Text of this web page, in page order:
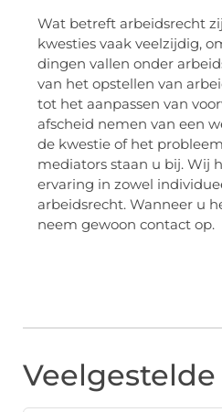
Wat betreft arbeidsrecht
kwesties vaak veelzijdig,
dingen vallen onder
van het opstellen van
tot het aanpassen van
afscheid nemen van een
de kwestie of het
mediators staan u bij. Wij
ervaring in zowel
arbeidsrecht. Wanneer u
neem gewoon contact op.